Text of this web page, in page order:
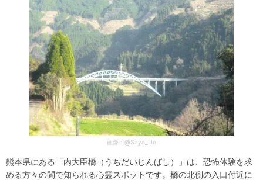
画像：@Saya_Ue
熊本県にある「内大臣橋（うちだいじんばし）」は、恐怖体験を求
める方々の間で知られる心霊スポットです。橋の北側の入口付近に